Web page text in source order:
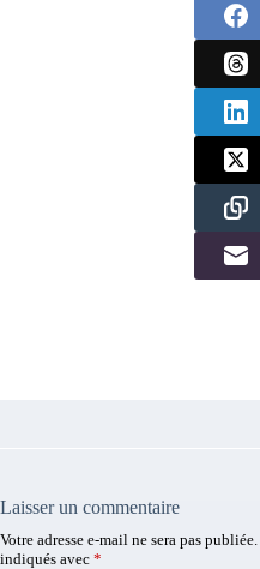
Laisser un commentaire
Votre adresse e-mail ne sera pas publiée.
indiqués avec *